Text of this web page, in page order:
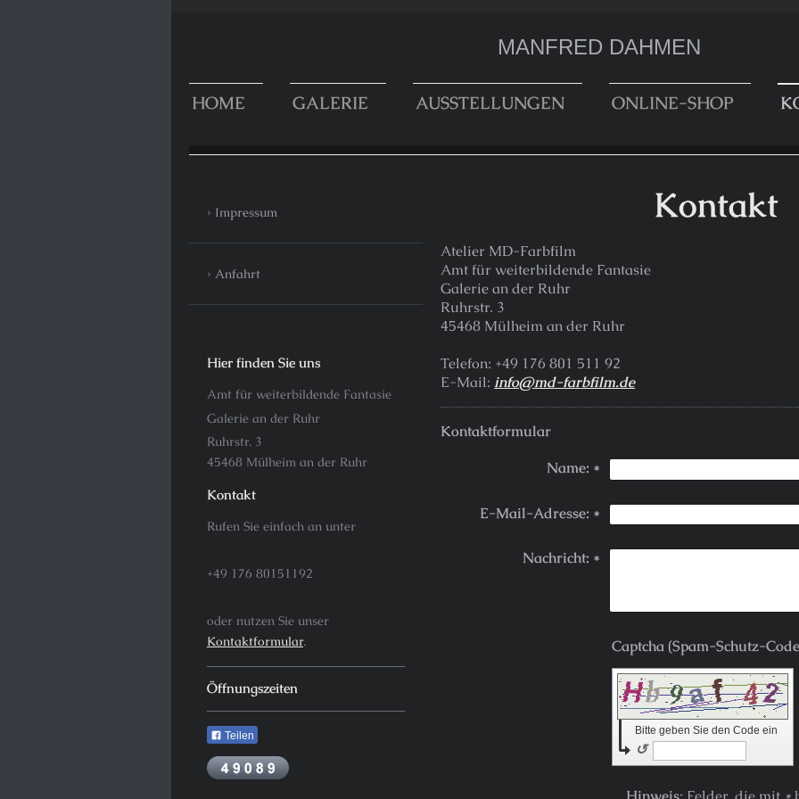
MANFRED DAHMEN
HOME GALERIE AUSSTELLUNGEN ONLINE-SHOP
MANFRED DAHMEN
Kontakt
Atelier MD-Farbfilm
Amt für weiterbildende Fantasie
Galerie an der Ruhr
Ruhrstr. 3
45468 Mülheim an der Ruhr
Telefon: +49 176 801 511 92
E-Mail: info@md-farbfilm.de
Kontaktformular
Name: *
E-Mail-Adresse: *
Nachricht: *
Bitte geben Sie den Code ein
↺
Impressum
Anfahrt
Hier finden Sie uns
Amt für weiterbildende Fantasie
Galerie an der Ruhr
Ruhrstr. 3
45468 Mülheim an der Ruhr
Kontakt
Rufen Sie einfach an unter
+49 176 80151192
oder nutzen Sie unser
Kontaktformular.
Öffnungszeiten
Teilen